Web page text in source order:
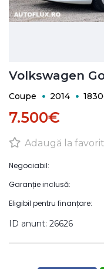
Volkswagen
Coupe 2014
7.500€
Adaugă la
Negociabil:
Garanție inclusă:
Eligibil pentru finanțare:
ID anunt: 26626